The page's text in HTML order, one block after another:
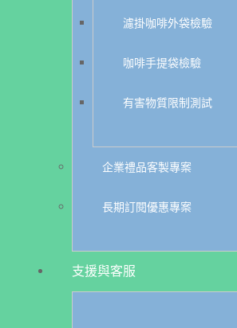
濾掛咖啡外袋檢驗
咖啡手提袋檢驗
有害物質限制測試
企業禮品客製專案
長期訂閱優惠專案
支援與客服